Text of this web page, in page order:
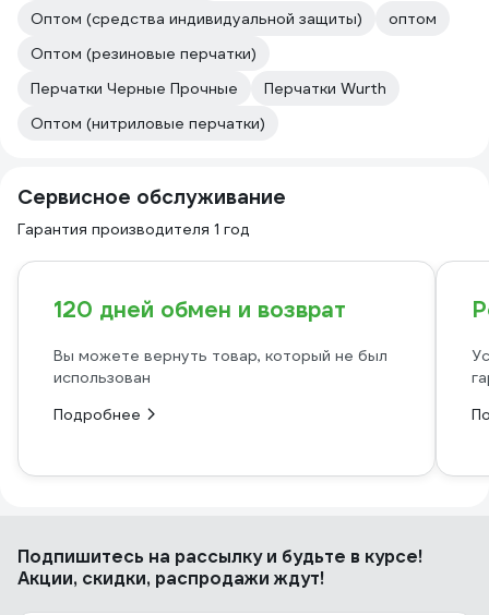
Оптом (средства индивидуальной защиты)
оптом
Оптом (резиновые перчатки)
Перчатки Черные Прочные
Перчатки Wurth
Оптом (нитриловые перчатки)
Сервисное обслуживание
Гарантия производителя 1 год
120 дней обмен и возврат
Вы можете вернуть товар, который не был
использован
Подробнее
Подпишитесь на рассылкуи будьте в курсе!
Акции, скидки, распродажи ждут!